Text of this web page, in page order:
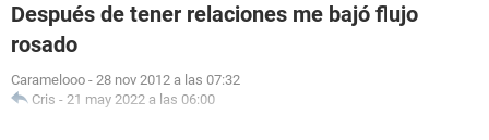
Después de tener relaciones me bajó flujo
rosado
Caramelooo - 28 nov 2012 a las 07:32
Cris - 21 may 2022 a las 06:00